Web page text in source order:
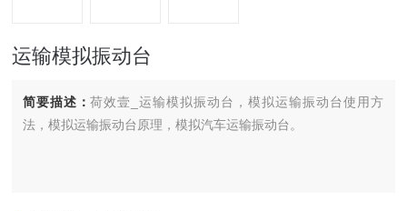
运输模拟振动台
简要描述：荷效壹_运输模拟振动台，模拟运输振动台使用方
法，模拟运输振动台原理，模拟汽车运输振动台。